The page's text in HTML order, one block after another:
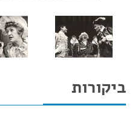
ביקורות